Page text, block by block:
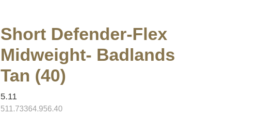
Short Defender-Flex
Midweight- Badlands
Tan (40)
5.11
511.73364.956.40